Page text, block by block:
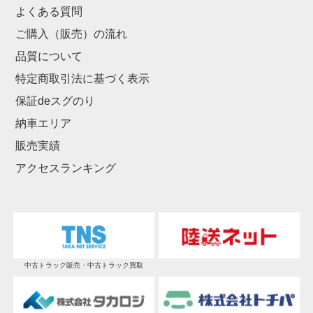
よくある質問
ご購入（販売）の流れ
品質について
特定商取引法に基づく表示
保証deスグのり
納車エリア
販売実績
アクセスランキング
中古トラック販売・中古トラック買取